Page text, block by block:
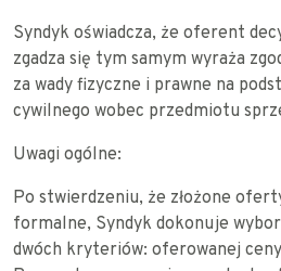
Syndyk oświadcza, że oferent
zgadza się tym samym wyraża
za wady fizyczne i prawne na
cywilnego wobec przedmiotu
Uwagi ogólne:
Po stwierdzeniu, że złożone
formalne, Syndyk dokonuje
dwóch kryteriów: oferowanej